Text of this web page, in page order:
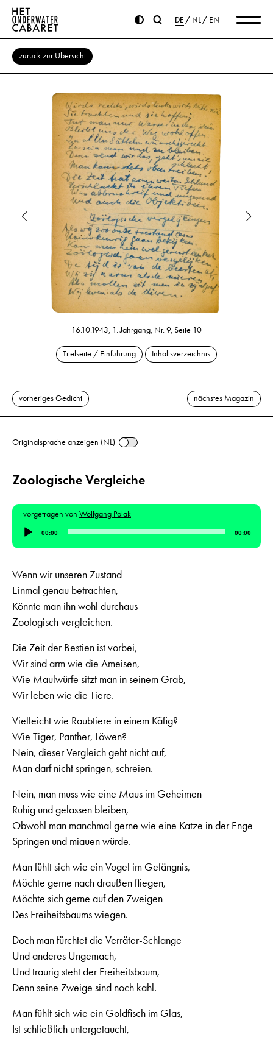
DE NL EN
zurück zur Übersicht
16.10.1943, 1. Jahrgang, Nr. 9, Seite 10
Titelseite / Einführung Inhaltsverzeichnis
vorheriges Gedicht nächstes Magazin
Originalsprache anzeigen (NL)
Zoologische Vergleiche
vorgetragen von Wolfgang Polak
Audio-
Player
00:00 00:00
Wenn wir unseren Zustand
Einmal genau betrachten,
Könnte man ihn wohl durchaus
Zoologisch vergleichen.
Die Zeit der Bestien ist vorbei,
Wir sind arm wie die Ameisen,
Wie Maulwürfe sitzt man in seinem Grab,
Wir leben wie die Tiere.
Vielleicht wie Raubtiere in einem Käfig?
Wie Tiger, Panther, Löwen?
Nein, dieser Vergleich geht nicht auf,
Man darf nicht springen, schreien.
Nein, man muss wie eine Maus im Geheimen
Ruhig und gelassen bleiben,
Obwohl man manchmal gerne wie eine Katze in der Enge
Springen und miauen würde.
Man fühlt sich wie ein Vogel im Gefängnis,
Möchte gerne nach draußen fliegen,
Möchte sich gerne auf den Zweigen
Des Freiheitsbaums wiegen.
Doch man fürchtet die Verräter-Schlange
Und anderes Ungemach,
Und traurig steht der Freiheitsbaum,
Denn seine Zweige sind noch kahl.
Man fühlt sich wie ein Goldfisch im Glas,
Ist schließlich untergetaucht,